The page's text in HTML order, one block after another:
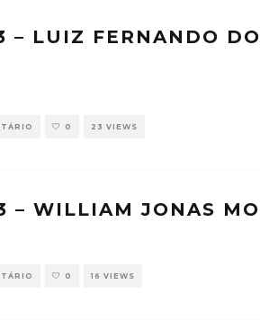
– LUIZ FERNANDO
0 23 VIEWS
– WILLIAM JONAS
0 16 VIEWS